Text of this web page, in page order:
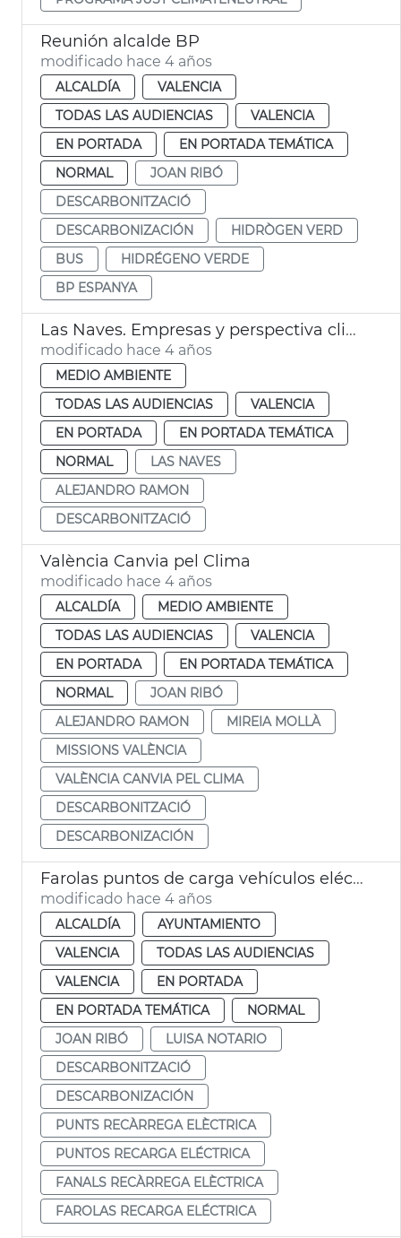
Reunión alcalde BP
modificado hace 4 años
ALCALDÍA
VALENCIA
TODAS LAS AUDIENCIAS
VALENCIA
EN PORTADA
EN PORTADA TEMÁTICA
NORMAL
JOAN RIBÓ
DESCARBONITZACIÓ
DESCARBONIZACIÓN
HIDRÒGEN VERD
BUS
HIDRÉGENO VERDE
BP ESPANYA
Las Naves. Empresas y perspectiva climática
modificado hace 4 años
MEDIO AMBIENTE
TODAS LAS AUDIENCIAS
VALENCIA
EN PORTADA
EN PORTADA TEMÁTICA
NORMAL
LAS NAVES
ALEJANDRO RAMON
DESCARBONITZACIÓ
València Canvia pel Clima
modificado hace 4 años
ALCALDÍA
MEDIO AMBIENTE
TODAS LAS AUDIENCIAS
VALENCIA
EN PORTADA
EN PORTADA TEMÁTICA
NORMAL
JOAN RIBÓ
ALEJANDRO RAMON
MIREIA MOLLÀ
MISSIONS VALÈNCIA
VALÈNCIA CANVIA PEL CLIMA
DESCARBONITZACIÓ
DESCARBONIZACIÓN
Farolas puntos de carga vehículos eléctricos
modificado hace 4 años
ALCALDÍA
AYUNTAMIENTO
VALENCIA
TODAS LAS AUDIENCIAS
VALENCIA
EN PORTADA
EN PORTADA TEMÁTICA
NORMAL
JOAN RIBÓ
LUISA NOTARIO
DESCARBONITZACIÓ
DESCARBONIZACIÓN
PUNTS RECÀRREGA ELÈCTRICA
PUNTOS RECARGA ELÉCTRICA
FANALS RECÀRREGA ELÈCTRICA
FAROLAS RECARGA ELÉCTRICA